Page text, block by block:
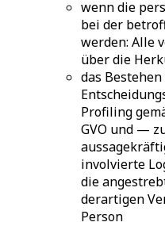
wenn die
bei der
werden: Alle
über die
das
Profiling
GVO und —
involvierte
die
derartigen
Person